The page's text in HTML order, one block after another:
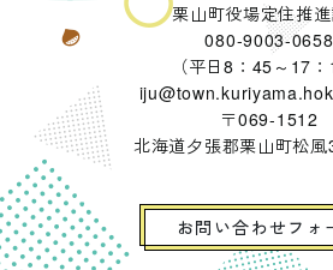
栗山町役場定住推
080-9003-0658
（平日8：45～17：
〒069-1512
北海道夕張郡栗山町松
お問い合わせフォ